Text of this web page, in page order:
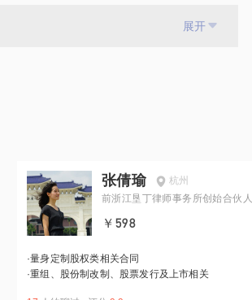
展开
张倩瑜
杭州
前浙江垦丁律师事务所创始合伙人
￥598
·量身定制股权类相关合同
·重组、股份制改制、股票发行及上市相关